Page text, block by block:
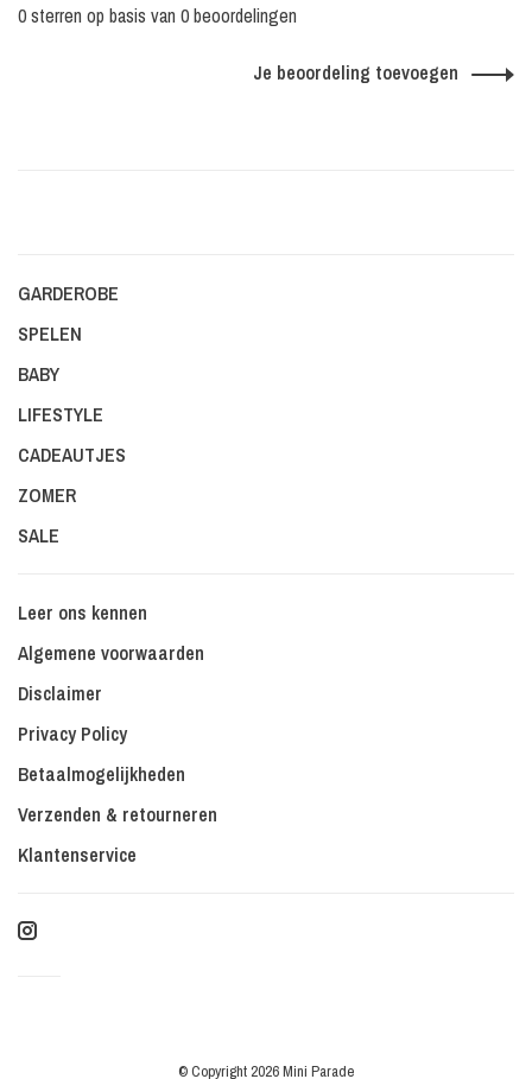
0 sterren op basis van 0 beoordelingen
Je beoordeling toevoegen
GARDEROBE
SPELEN
BABY
LIFESTYLE
CADEAUTJES
ZOMER
SALE
Leer ons kennen
Algemene voorwaarden
Disclaimer
Privacy Policy
Betaalmogelijkheden
Verzenden & retourneren
Klantenservice
© Copyright 2026 Mini Parade